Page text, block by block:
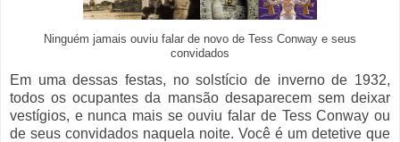
Ninguém jamais ouviu falar de novo de Tess Conway e seus
convidados
Em uma dessas festas, no solstício de inverno de 1932,
todos os ocupantes da mansão desaparecem sem deixar
vestígios, e nunca mais se ouviu falar de Tess Conway ou
de seus convidados naquela noite. Você é um detetive que